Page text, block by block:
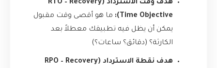
هدف وقت الاسترداد (RTO – Recovery
Time Objective):
ما هو أقصى وقت مقبول
يمكن أن يظل فيه تطبيقك معطلاً بعد
الكارثة؟ (دقائق؟ ساعات؟)
هدف نقطة الاسترداد (RPO – Recovery